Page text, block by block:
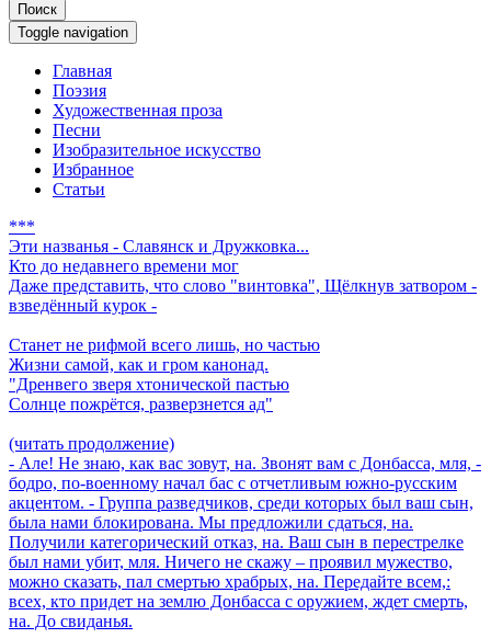
Поиск
Toggle navigation
Главная
Поэзия
Художественная проза
Песни
Изобразительное искусство
Избранное
Статьи
***
Эти названья - Славянск и Дружковка...
Кто до недавнего времени мог
Даже представить, что слово "винтовка", Щёлкнув затвором -
взведённый курок -
Станет не рифмой всего лишь, но частью
Жизни самой, как и гром канонад.
"Дренвего зверя хтонической пастью
Солнце пожрётся, разверзнется ад"
(читать продолжение)
- Але! Не знаю, как вас зовут, на. Звонят вам с Донбасса, мля, -
бодро, по-военному начал бас с отчетливым южно-русским
акцентом. - Группа разведчиков, среди которых был ваш сын,
была нами блокирована. Мы предложили сдаться, на.
Получили категорический отказ, на. Ваш сын в перестрелке
был нами убит, мля. Ничего не скажу – проявил мужество,
можно сказать, пал смертью храбрых, на. Передайте всем,:
всех, кто придет на землю Донбасса с оружием, ждет смерть,
на. До свиданья.